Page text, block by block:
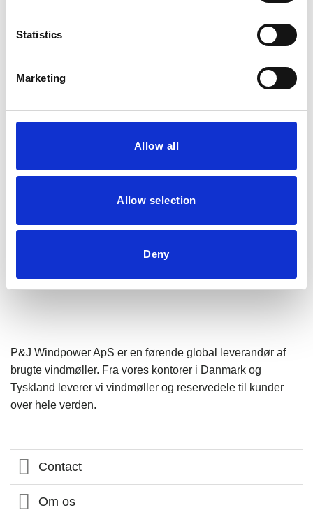
Statistics
Marketing
Allow all
Allow selection
Deny
P&J Windpower ApS er en førende global leverandør af
brugte vindmøller. Fra vores kontorer i Danmark og
Tyskland leverer vi vindmøller og reservedele til kunder
over hele verden.
Contact
Om os